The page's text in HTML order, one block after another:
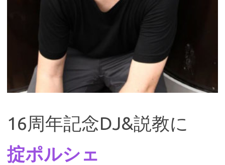
16周年記念DJ&説教に
掟ポルシェ